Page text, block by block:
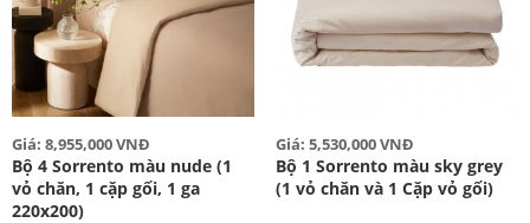
Giá: 8,955,000 VNĐ
Bộ 4 Sorrento màu nude (1
vỏ chăn, 1 cặp gối, 1 ga
220x200)
Giá: 5,530,000 VNĐ
Bộ 1 Sorrento màu sky grey
(1 vỏ chăn và 1 Cặp vỏ gối)